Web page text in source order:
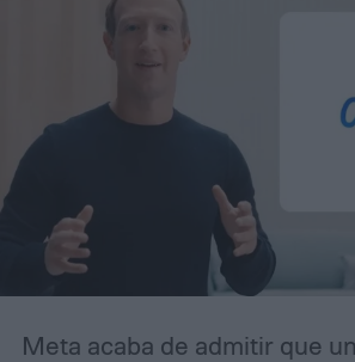
Meta acaba de admitir que